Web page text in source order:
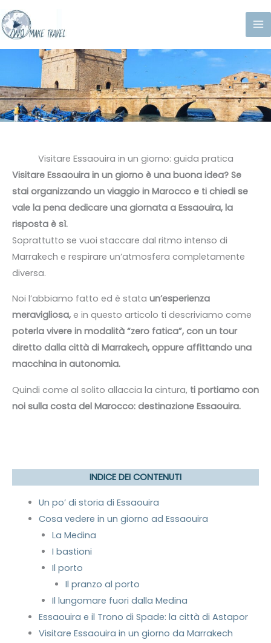
Vai
al
contenuto
Visitare Essaouira in un giorno: guida pratica
Visitare Essaouira in un giorno è una buona idea? Se
stai organizzando un viaggio in Marocco e ti chiedi se
vale la pena dedicare una giornata a Essaouira, la
risposta è sì.
Soprattutto se vuoi staccare dal ritmo intenso di
Marrakech e respirare un’atmosfera completamente
diversa.
Noi l’abbiamo fatto ed è stata un’esperienza
meravigliosa, e in questo articolo ti descriviamo come
poterla vivere in modalità “zero fatica”, con un tour
diretto dalla città di Marrakech, oppure affittando una
macchina in autonomia.
Quindi come al solito allaccia la cintura, ti portiamo con
noi sulla costa del Marocco: destinazione Essaouira.
INDICE DEI CONTENUTI
Un po’ di storia di Essaouira
Cosa vedere in un giorno ad Essaouira
La Medina
I bastioni
Il porto
Il pranzo al porto
Il lungomare fuori dalla Medina
Essaouira e il Trono di Spade: la città di Astapor
Visitare Essaouira in un giorno da Marrakech